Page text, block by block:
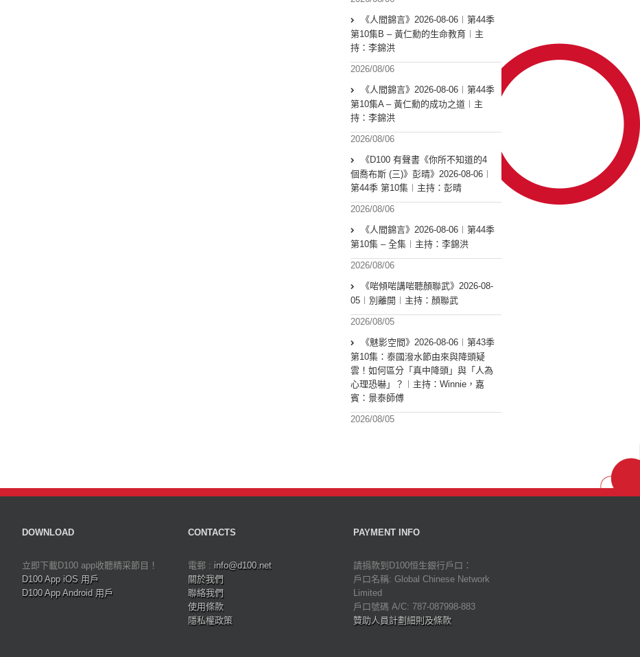
《人間錦言》2026-08-06︱第44季
第10集B – 黃仁勳的生命教育︱主
持：李錦洪
2026/08/06
《人間錦言》2026-08-06︱第44季
第10集A – 黃仁勳的成功之道︱主
持：李錦洪
2026/08/06
《D100 有聲書《你所不知道的4
個喬布斯 (三)》彭晴》2026-08-06︱
第44季 第10集︱主持：彭晴
2026/08/06
《人間錦言》2026-08-06︱第44季
第10集 – 全集︱主持：李錦洪
2026/08/06
《啱傾啱講啱聽顏聯武》2026-08-
05︱別離開︱主持：顏聯武
2026/08/05
《魅影空間》2026-08-06︱第43季
第10集：泰國潑水節由來與降頭疑
雲！如何區分「真中降頭」與「人為
心理恐嚇」？︱主持：Winnie，嘉
賓：景泰師傅
2026/08/05
DOWNLOAD
立即下載D100 app收聽精采節目！
D100 App iOS 用戶
D100 App Android 用戶
CONTACTS
電郵 : info@d100.net
關於我們
聯絡我們
使用條款
隱私權政策
PAYMENT INFO
請捐款到D100恒生銀行戶口：
戶口名稱: Global Chinese Network
Limited
戶口號碼 A/C: 787-087998-883
贊助人員計劃細則及條款